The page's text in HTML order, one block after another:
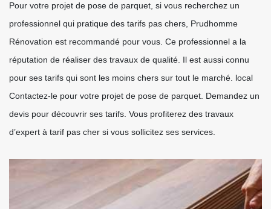
Pour votre projet de pose de parquet, si vous recherchez un
professionnel qui pratique des tarifs pas chers, Prudhomme
Rénovation est recommandé pour vous. Ce professionnel a la
réputation de réaliser des travaux de qualité. Il est aussi connu
pour ses tarifs qui sont les moins chers sur tout le marché. local
Contactez-le pour votre projet de pose de parquet. Demandez un
devis pour découvrir ses tarifs. Vous profiterez des travaux
d’expert à tarif pas cher si vous sollicitez ses services.